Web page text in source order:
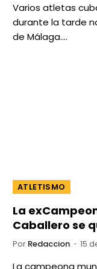
Varios atletas
durante la tarde
de Málaga.…
ATLETISMO
La
Caballero se
Por Redaccion 15
La campeona